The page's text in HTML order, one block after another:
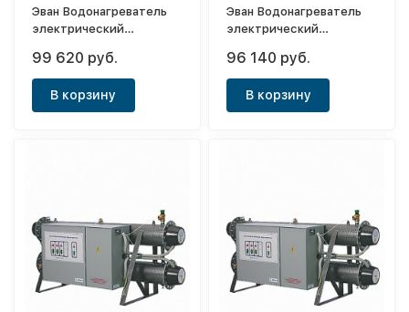
Эван Водонагреватель
электрический
99 620 руб.
В корзину
Эван Водонагреватель
электрический
96 140 руб.
В корзину